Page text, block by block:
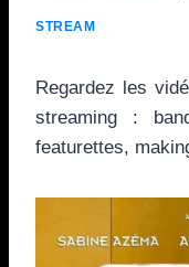
STREAM
Regardez les
streaming :
featurettes,